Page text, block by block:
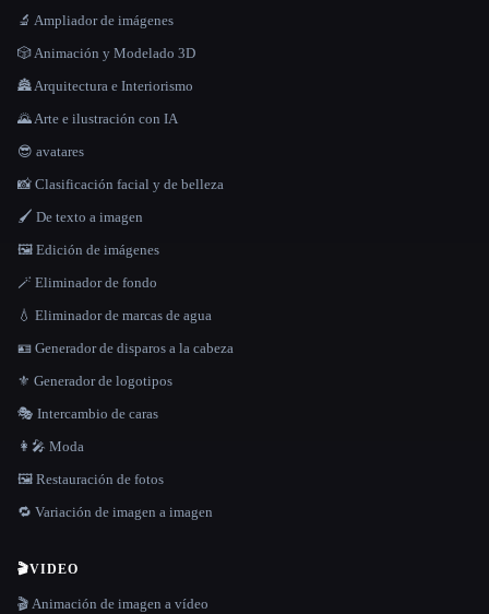
🔬 Ampliador de imágenes
🎲 Animación y Modelado 3D
🏯 Arquitectura e Interiorismo
🌄 Arte e ilustración con IA
😎 avatares
📸 Clasificación facial y de belleza
🖌️ De texto a imagen
🖼️ Edición de imágenes
🪄 Eliminador de fondo
💧 Eliminador de marcas de agua
🪪 Generador de disparos a la cabeza
⚜️ Generador de logotipos
🎭 Intercambio de caras
👩‍🎤 Moda
🖼️ Restauración de fotos
🔁 Variación de imagen a imagen
🎬VIDEO
🎬 Animación de imagen a vídeo